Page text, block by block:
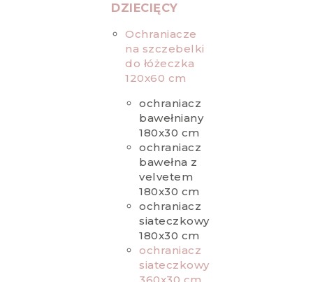
DZIECIĘCY
Ochraniacze
na szczebelki
do łóżeczka
120x60 cm
ochraniacz
bawełniany
180x30 cm
ochraniacz
bawełna z
velvetem
180x30 cm
ochraniacz
siateczkowy
180x30 cm
ochraniacz
siateczkowy